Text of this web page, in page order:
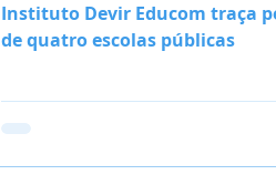
Instituto Devir Educom traça
de quatro escolas públicas